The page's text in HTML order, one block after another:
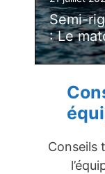
Semi-
: Le
Conseils